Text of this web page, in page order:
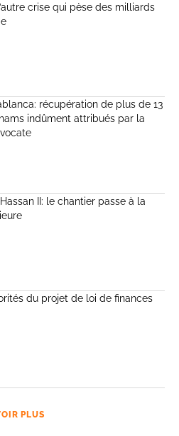
crise qui pèse des milliards
récupération de plus de 13
indûment attribués par la
II: le chantier passe à la
du projet de loi de finances
PLUS